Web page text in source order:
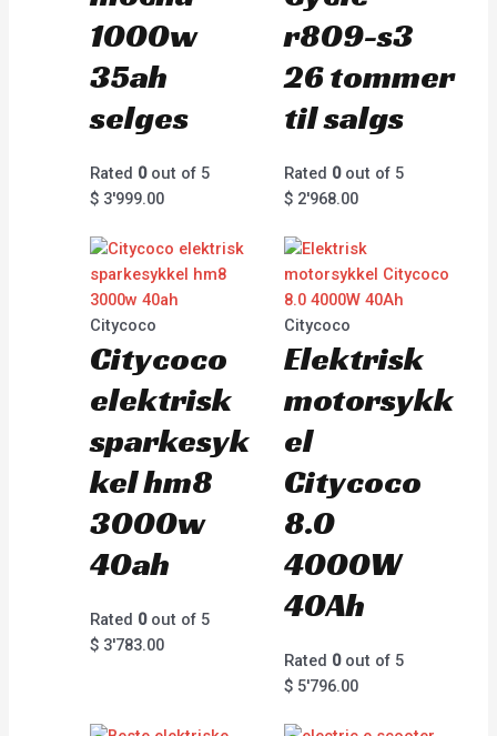
1000w
35ah
selges
Rated 0out of 5
$3'999.00
r809-s3
26 tommer
til salgs
Rated 0out of 5
$2'968.00
Citycoco
Citycoco
elektrisk
sparkesyk
kel hm8
3000w
40ah
Rated 0out of 5
$3'783.00
Citycoco
Elektrisk
motorsykk
el
Citycoco
8.0
4000W
40Ah
Rated 0out of 5
$5'796.00